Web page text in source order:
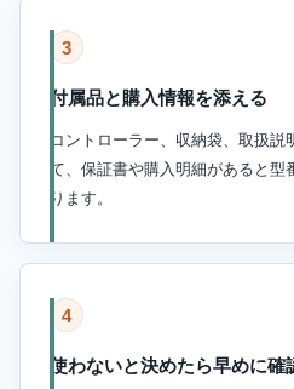
3
付属品と購入情報を添える
コントローラー、収納袋、取扱説
て、保証書や購入明細があると
ります。
4
使わないと決めたら早めに確